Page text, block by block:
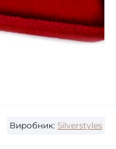
Виробник: Silverstyles